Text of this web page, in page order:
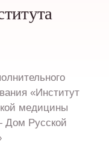
«Институт
медицины
Дом Русской